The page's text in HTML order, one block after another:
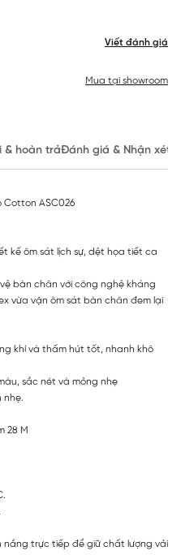
Viết đánh giá
Mua tại showroom
& hoàn trảĐánh giá & Nhận xét
Cotton ASC026
kế ôm sát lịch sự, dệt họa tiết ca
bàn chân với công nghệ kháng
vừa vặn ôm sát bàn chân đem lại
khí và thấm hút tốt, nhanh khô
sắc nét và mỏng nhẹ
nhẹ.
28 M
nắng trực tiếp để giữ chất lượng vải